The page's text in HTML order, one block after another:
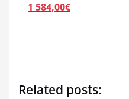
1 584,00€
Related posts: